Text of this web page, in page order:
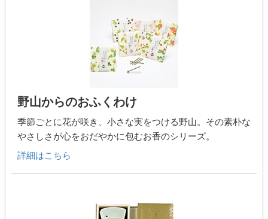
野山からのおふくわけ
季節ごとに花が咲き、小さな実をつける野山。その素朴な
やさしさが心をおだやかに包むお香のシリーズ。
詳細はこちら